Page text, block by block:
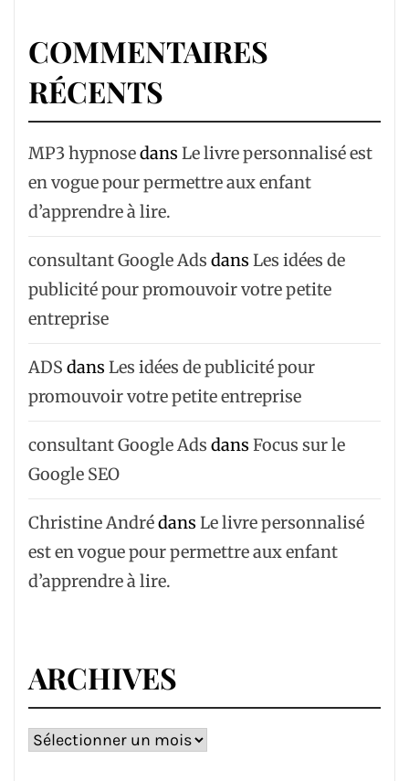
COMMENTAIRES
RÉCENTS
MP3 hypnosedans Le livre personnalisé est
en vogue pour permettre aux enfant
d’apprendre à lire.
consultant Google Ads dans Les idées de
publicité pour promouvoir votre petite
entreprise
ADS dans Les idées de publicité pour
promouvoir votre petite entreprise
consultant Google Ads dans Focus sur le
Google SEO
Christine Andrédans Le livre personnalisé
est en vogue pour permettre aux enfant
d’apprendre à lire.
ARCHIVES
Archives